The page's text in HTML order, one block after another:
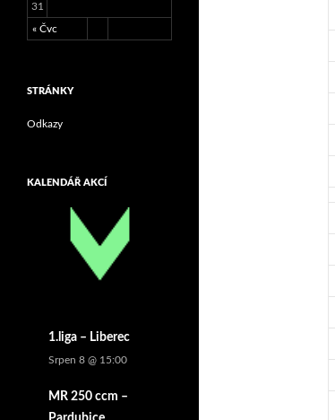
« Čvc
31
STRÁNKY
Odkazy
KALENDÁŘ AKCÍ
1.liga – Liberec
Srpen 8 @ 15:00
MR 250 ccm –